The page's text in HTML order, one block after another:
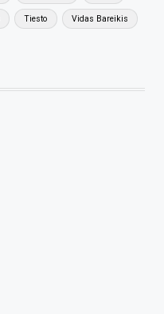
Tiesto Vidas Bareikis